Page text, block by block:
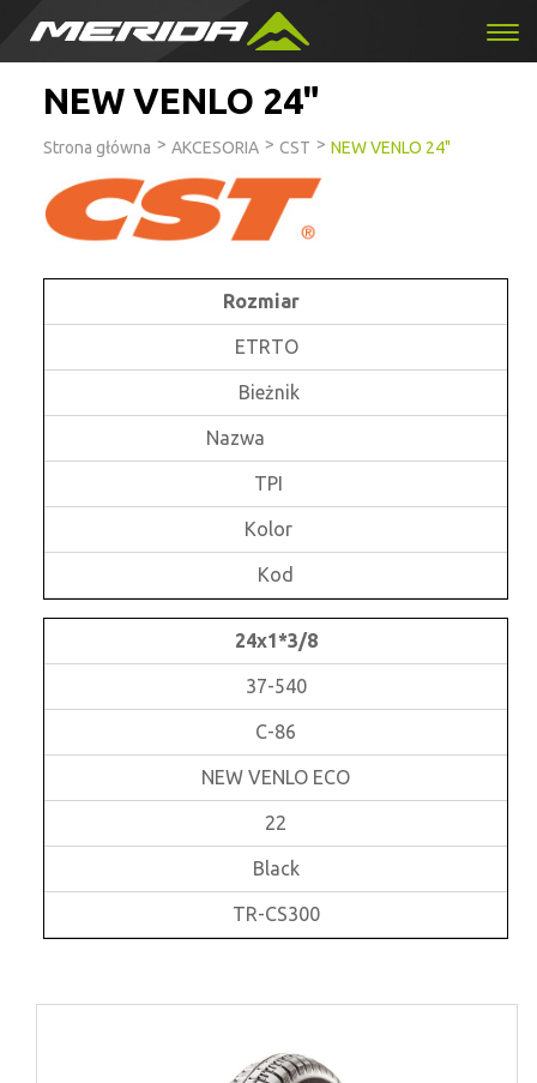
NEW VENLO 24"
Strona główna > AKCESORIA > CST > NEW VENLO 24"
Rozmiar
ETRTO
Bieżnik
Nazwa
TPI
Kolor
Kod
24x1*3/8
37-540
C-86
NEW VENLO ECO
22
Black
TR-CS300